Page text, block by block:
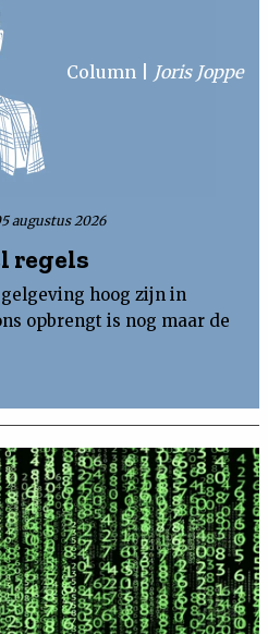
Column Joris Joppe
augustus 2026
regels
hoog zijn in
opbrengt is nog maar de